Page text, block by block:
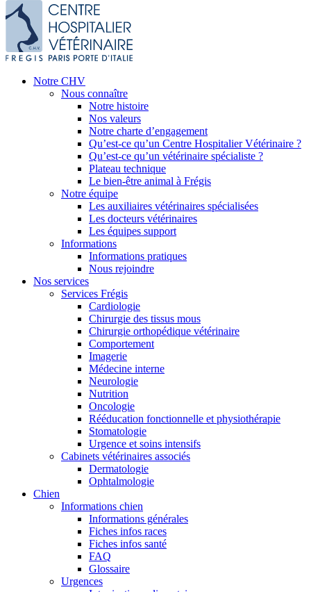
Notre CHV
Nous connaître
Notre histoire
Nos valeurs
Notre charte d’engagement
Qu’est-ce qu’un Centre Hospitalier Vétérinaire ?
Qu’est-ce qu’un vétérinaire spécialiste ?
Plateau technique
Le bien-être animal à Frégis
Notre équipe
Les auxiliaires vétérinaires spécialisées
Les docteurs vétérinaires
Les équipes support
Informations
Informations pratiques
Nous rejoindre
Nos services
Services Frégis
Cardiologie
Chirurgie des tissus mous
Chirurgie orthopédique vétérinaire
Comportement
Imagerie
Médecine interne
Neurologie
Nutrition
Oncologie
Rééducation fonctionnelle et physiothérapie
Stomatologie
Urgence et soins intensifs
Cabinets vétérinaires associés
Dermatologie
Ophtalmologie
Chien
Informations chien
Informations générales
Fiches infos races
Fiches infos santé
FAQ
Glossaire
Urgences